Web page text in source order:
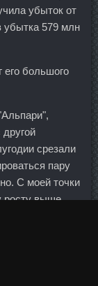
убыток от
убытка 579 млн
его большого
другой
срезали
пару
С моей точки
росту выше,